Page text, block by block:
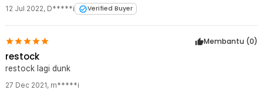
mantaab ?
12 Jul 2022, D*****i Verified Buyer
Membantu (0)
restock
restock lagi dunk
27 Dec 2021, m*****i